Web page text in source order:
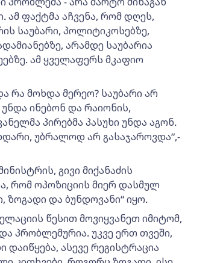
ამ ფაქტმა აჩვენა, რომ დღეს,
საუბარი, პოლიტიკოსებზე,
არამდე საუბარია
ამ ყველაფერს მკაფიო
რა მოხდა მერეო? საუბარი არ
უნდა ინებონ და რაიონის,
პირებმა პასუხი უნდა აგონ.
უბრალოდ არ გასაჯაროვდა“,-
გივი მიქანაძის
რომ ოპოზიციის მიერ დასმულ
ზოგადი და ბუნდოვანი“ იყო.
წესით მოვიყვანეთ იმიტომ,
პრობლემურია. უკვე ერთ თვეში,
დაიწყება, ასევე რეგისტრაცია